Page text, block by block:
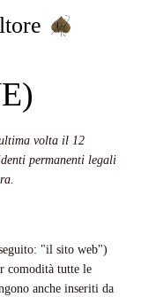
volta il 12
permanenti legali
"il sito web")
comodità tutte le
anche inseriti da